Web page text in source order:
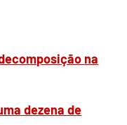
na
dezena de